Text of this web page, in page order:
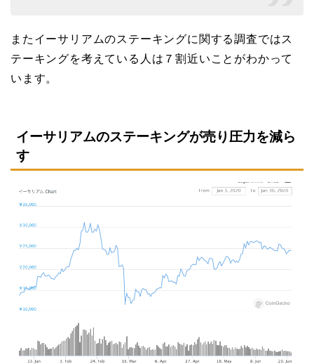
またイーサリアムのステーキングに関する調査ではス
テーキングを考えている人は７割近いことがわかって
います。
イーサリアムのステーキングが売り圧力を減ら
す